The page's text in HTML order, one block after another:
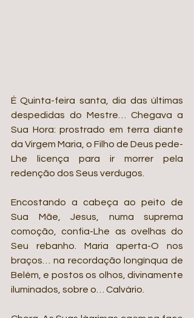
É Quinta-feira santa, dia das últimas
despedidas do Mestre… Chegava a
Sua Hora: prostrado em terra diante
da Virgem Maria, o Filho de Deus pede-
Lhe licença para ir morrer pela
redenção dos Seus verdugos.
Encostando a cabeça ao peito de
Sua Mãe, Jesus, numa suprema
comoção, confia-Lhe as ovelhas do
Seu rebanho. Maria aperta-O nos
braços… na recordação longínqua de
Belém, e postos os olhos, divinamente
iluminados, sobre o… Calvário.